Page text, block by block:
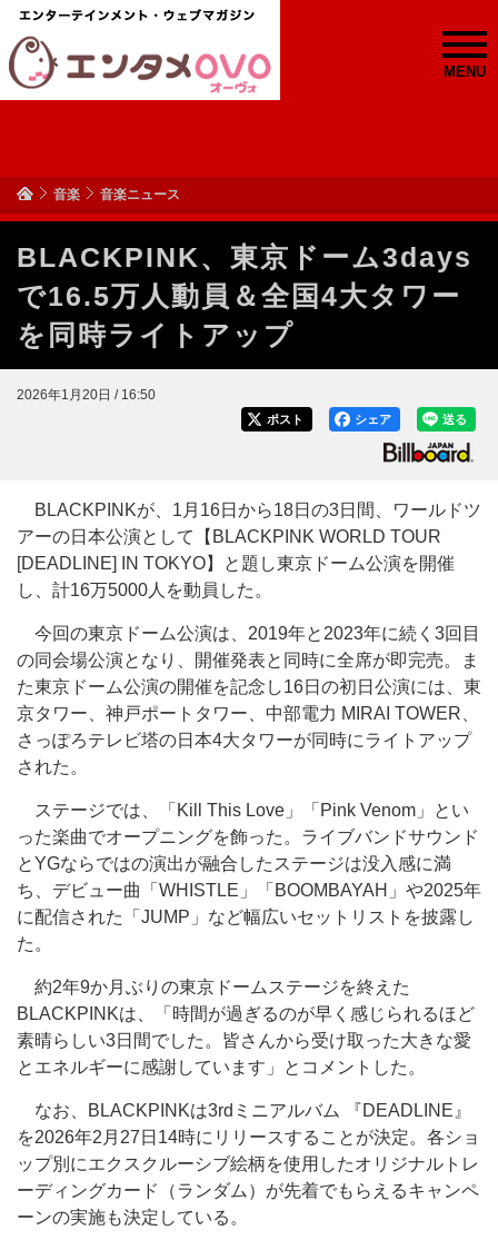
MENU
音楽 音楽ニュース
BLACKPINK、東京ドーム3days
で16.5万人動員＆全国4大タワー
を同時ライトアップ
2026年1月20日 / 16:50
送る
シェア
ポスト
BLACKPINKが、1月16日から18日の3日間、ワールドツ
アーの日本公演として【BLACKPINK WORLD TOUR
[DEADLINE] IN TOKYO】と題し東京ドーム公演を開催
し、計16万5000人を動員した。
今回の東京ドーム公演は、2019年と2023年に続く3回目
の同会場公演となり、開催発表と同時に全席が即完売。ま
た東京ドーム公演の開催を記念し16日の初日公演には、東
京タワー、神戸ポートタワー、中部電力 MIRAI TOWER、
さっぽろテレビ塔の日本4大タワーが同時にライトアップ
された。
ステージでは、「Kill This Love」「Pink Venom」とい
った楽曲でオープニングを飾った。ライブバンドサウンド
とYGならではの演出が融合したステージは没入感に満
ち、デビュー曲「WHISTLE」「BOOMBAYAH」や2025年
に配信された「JUMP」など幅広いセットリストを披露し
た。
約2年9か月ぶりの東京ドームステージを終えた
BLACKPINKは、「時間が過ぎるのが早く感じられるほど
素晴らしい3日間でした。皆さんから受け取った大きな愛
とエネルギーに感謝しています」とコメントした。
なお、BLACKPINKは3rdミニアルバム 『DEADLINE』
を2026年2月27日14時にリリースすることが決定。各ショ
ップ別にエクスクルーシブ絵柄を使用したオリジナルトレ
ーディングカード（ランダム）が先着でもらえるキャンペ
ーンの実施も決定している。